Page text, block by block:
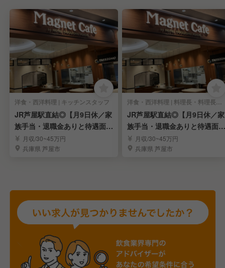
洋食・西洋料理 | キッチンスタッフ
JR芦屋駅直結◎【月9日休／家
族手当・退職金ありと待遇面充
実！】
月収/30~45万円
兵庫県 芦屋市
洋食・西洋料理 | 料理長・料理長候補
JR芦屋駅直結◎【月9日休／家
族手当・退職金ありと待遇面充
実！!】
月収/30~45万円
兵庫県 芦屋市